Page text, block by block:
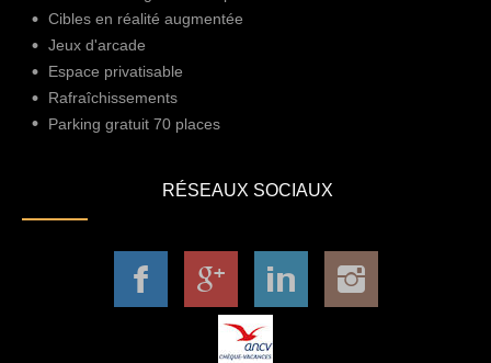
Cibles en réalité augmentée
Jeux d'arcade
Espace privatisable
Rafraîchissements
Parking gratuit 70 places
RÉSEAUX SOCIAUX